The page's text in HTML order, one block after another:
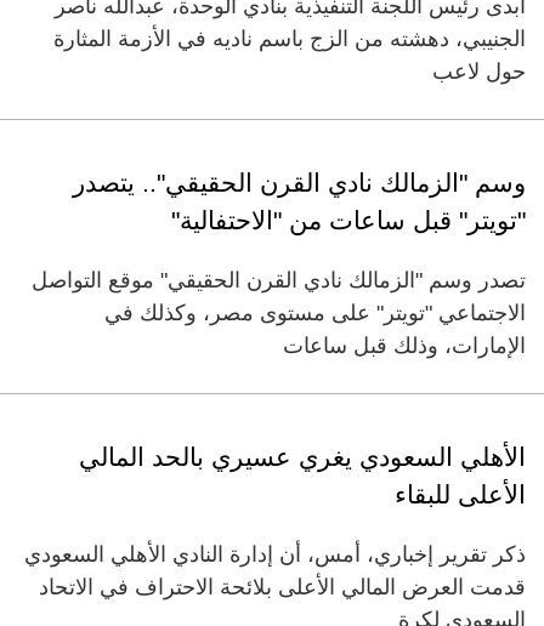
أبدى رئيس اللجنة التنفيذية بنادي الوحدة، عبدالله ناصر
الجنيبي، دهشته من الزج باسم ناديه في الأزمة المثارة
حول لاعب
وسم "الزمالك نادي القرن الحقيقي".. يتصدر
"تويتر" قبل ساعات من "الاحتفالية"
تصدر وسم "الزمالك نادي القرن الحقيقي" موقع التواصل
الاجتماعي "تويتر" على مستوى مصر، وكذلك في
الإمارات، وذلك قبل ساعات
الأهلي السعودي يغري عسيري بالحد المالي
الأعلى للبقاء
ذكر تقرير إخباري، أمس، أن إدارة النادي الأهلي السعودي
قدمت العرض المالي الأعلى بلائحة الاحتراف في الاتحاد
السعودي لكرة